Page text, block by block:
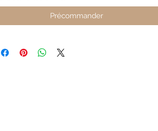
Précommander